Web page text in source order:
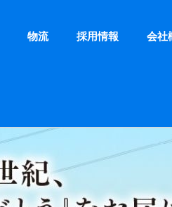
物流 採用情報 会社